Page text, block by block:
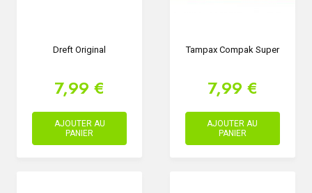
Dreft Original
7,99 €
AJOUTER AU
PANIER
Tampax Compak Super
7,99 €
AJOUTER AU
PANIER